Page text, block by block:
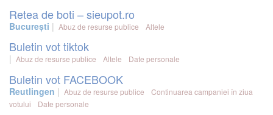
Retea de boti – sieupot.ro
București Abuz de resurse publice Altele
Buletin vot tiktok
Abuz de resurse publice Altele Date personale
Buletin vot FACEBOOK
Reutlingen Abuz de resurse publice
Continuarea campaniei în ziua
votului
Date personale